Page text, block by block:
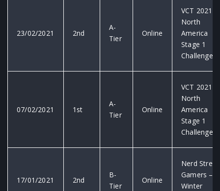
23/02/2021 2nd
A-
Tier
Online
VCT 2021:
North
America
Stage 1
07/02/2021 1st
A-
Tier
Online
VCT 2021:
North
America
Stage 1
17/01/2021 2nd
B-
Tier
Online
Nerd Street
Gamers –
Winter